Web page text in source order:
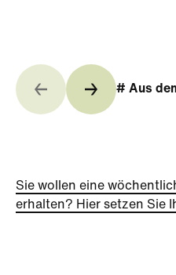
# Aus
Sie wollen eine
erhalten? Hier setzen Sie